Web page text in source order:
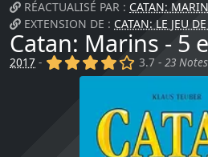
RÉACTUALISÉ PAR : CATAN:
EXTENSION DE : CATAN: LE JEU
Catan: Marins - 5
2017 - (x) (x) (x) (x) ()
3.7 -23 Notes